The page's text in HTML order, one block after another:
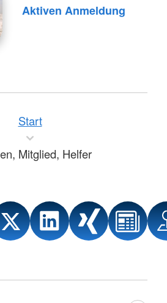
Aktiven Anmeldung
Start
Mitglied, Helfer